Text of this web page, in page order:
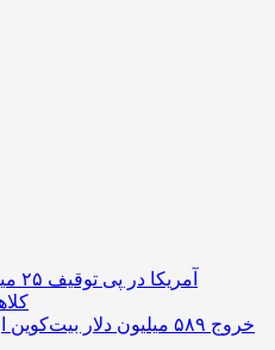
خروج ۵۸۹ میلیون دلار